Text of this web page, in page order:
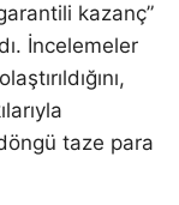
kazanç”
İncelemeler
taze para